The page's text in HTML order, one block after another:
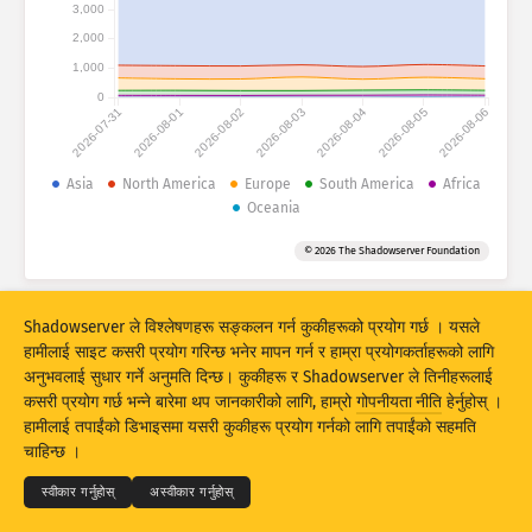
आक्रमणको तथ्याङ्कहरू : डिभाइसहरू
डाटा सेट
अपडेट रिसेट
PNG को रूपमा डाउनलोड गर्नुहोस्
2026-07-31 2026-08-01 2026-08-02 2026-08-03 2026-08-04 2026-08-05 2026-08-06
0
1,000
2,000
3,000
Asia North America Europe South America
Africa
Oceania
© 2026 The Shadowserver Foundation
© 2026THE SHADOWSERVER FOUNDATION
गोपनीयता र शर्तहरू
हामीलाई सम्पर्क गर्नुहोस् क्रेडिटहरू
Shadowserver ले विश्लेषणहरू सङ्कलन गर्न कुकीहरूको प्रयोग गर्छ । यसले
हामीलाई साइट कसरी प्रयोग गरिन्छ भनेर मापन गर्न र हाम्रा प्रयोगकर्ताहरूको लागि
अनुभवलाई सुधार गर्ने अनुमति दिन्छ। कुकीहरू र Shadowserver ले तिनीहरूलाई
कसरी प्रयोग गर्छ भन्ने बारेमा थप जानकारीको लागि, हाम्रोगोपनीयता नीति हेर्नुहोस् ।
हामीलाई तपाईंको डिभाइसमा यसरी कुकीहरू प्रयोग गर्नको लागि तपाईंको सहमति
चाहिन्छ ।
स्वीकार गर्नुहोस् अस्वीकार गर्नुहोस्